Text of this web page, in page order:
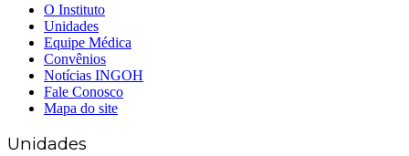
O Instituto
Unidades
Equipe Médica
Convênios
Notícias INGOH
Fale Conosco
Mapa do site
Unidades